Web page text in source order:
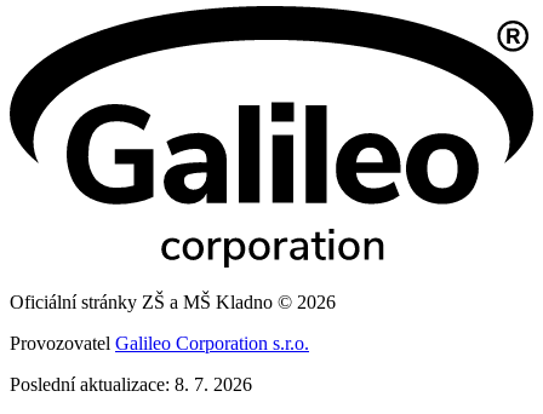
Oficiální stránky ZŠ a MŠ Kladno © 2026
Provozovatel Galileo Corporation s.r.o.
Poslední aktualizace: 8. 7. 2026